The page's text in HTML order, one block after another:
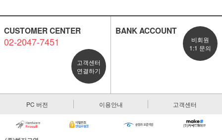
CUSTOMER CENTER
02-2047-7451
고객센터
연결하기
BANK ACCOUNT
비회원
1:1 문의
PC 버전 이용안내 고객센터